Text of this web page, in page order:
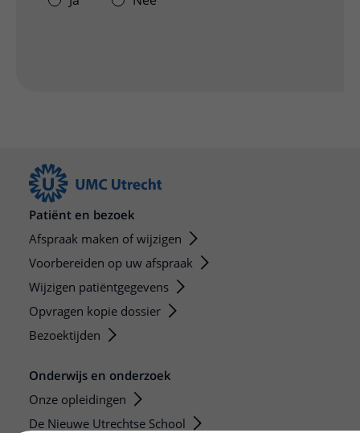
Patiënt en bezoek
Afspraak maken of wijzigen
Voorbereiden op uw afspraak
Wijzigen patiëntgegevens
Opvragen kopie dossier
Bezoektijden
Onderwijs en onderzoek
Onze opleidingen
De Nieuwe Utrechtse School